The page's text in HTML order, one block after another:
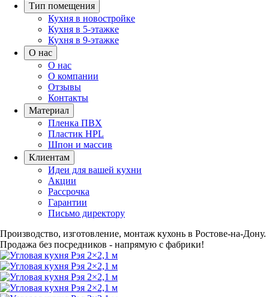
Тип помещения
Кухня в новостройке
Кухня в 5-этажке
Кухня в 9-этажке
О нас
О нас
О компании
Отзывы
Контакты
Материал
Пленка ПВХ
Пластик HPL
Шпон и массив
Клиентам
Идеи для вашей кухни
Акции
Рассрочка
Гарантии
Письмо директору
Производство, изготовление, монтаж кухонь в Ростове-на-Дону.
Продажа без посредников - напрямую с фабрики!